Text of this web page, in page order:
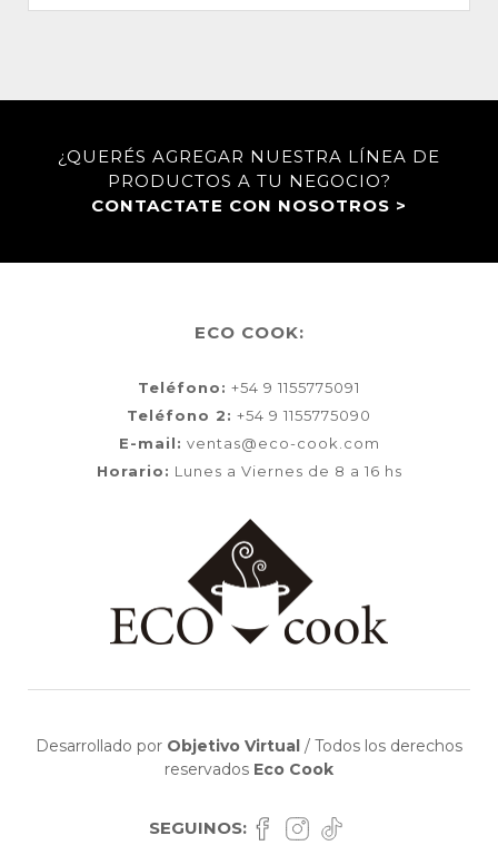
¿QUERÉS AGREGAR NUESTRA LÍNEA DE
PRODUCTOS A TU NEGOCIO?
CONTACTATE CON NOSOTROS >
ECO COOK:
Teléfono: +54 9 1155775091
Teléfono 2: +54 9 1155775090
E-mail: ventas@eco-cook.com
Horario: Lunes a Viernes de 8 a 16 hs
Desarrollado por Objetivo Virtual / Todos los derechos
reservados Eco Cook
SEGUINOS: